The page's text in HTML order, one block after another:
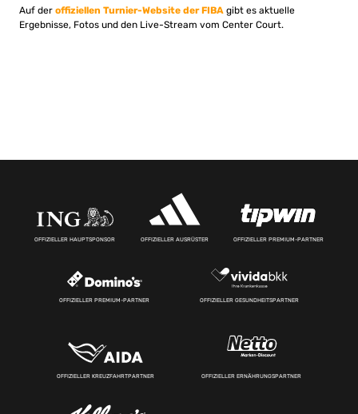
Auf der offiziellen Turnier-Website der FIBA gibt es aktuelle
Ergebnisse, Fotos und den Live-Stream vom Center Court.
OFFIZIELLER HAUPTSPONSOR OFFIZIELLER AUSRÜSTER OFFIZIELLER PREMIUM-PARTNER
OFFIZIELLER PREMIUM-PARTNER OFFIZIELLER GESUNDHEITSPARTNER
OFFIZIELLER KREUZFAHRTPARTNER OFFIZIELLER ERNÄHRUNGSPARTNER